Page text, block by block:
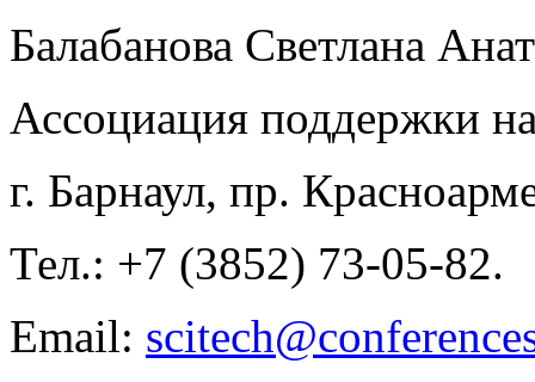
Балабанова Светлана
Ассоциация поддержки
г. Барнаул, пр.
Тел.: +7 (3852) 73-05-82.
Email: